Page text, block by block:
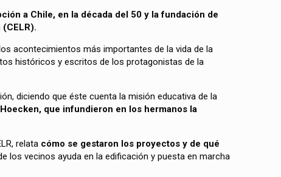
a Chile, en la década del 50 y la fundación de
acontecimientos más importantes de la vida de la
históricos y escritos de los protagonistas de la
diciendo que éste cuenta la misión educativa de la
que infundieron en los hermanos la
relata cómo se gestaron los proyectos y de qué
los vecinos ayuda en la edificación y puesta en marcha